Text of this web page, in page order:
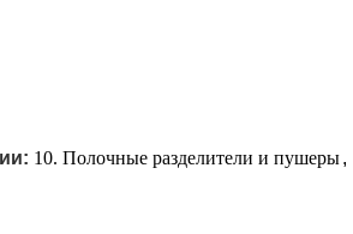
10. Полочные разделители и пушеры,